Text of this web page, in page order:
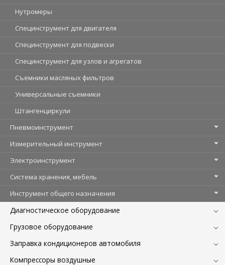
Нутромеры
Специнструмент для двигателя
Специнструмент для подвески
Специнструмент для узлов и агрегатов
Съемники масляных фильтров
Универсальные съемники
Штангенциркули
Пневмоинструмент
Измерительный инструмент
Электроинструмент
Система хранения, мебель
Инструмент общего назначения
Диагностическое оборудование
Грузовое оборудование
Заправка кондиционеров автомобиля
Компрессоры воздушные